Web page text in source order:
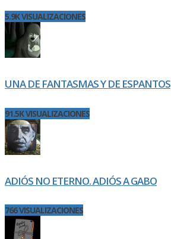
5.9K VISUALIZACIONES
UNA DE FANTASMAS Y DE ESPANTOS
91.5K VISUALIZACIONES
ADIÓS NO ETERNO. ADIÓS A GABO
766 VISUALIZACIONES